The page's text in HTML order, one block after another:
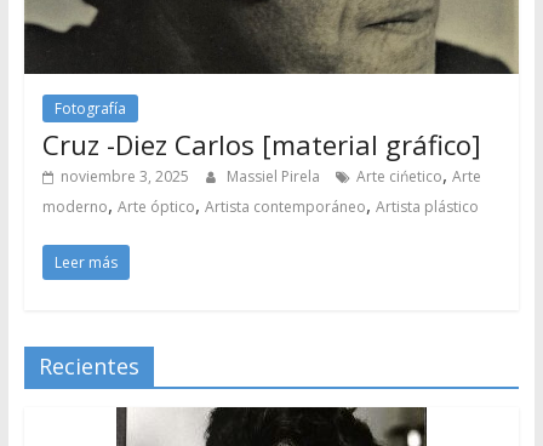
Fotografía
Cruz -Diez Carlos [material gráfico]
noviembre 3, 2025 Massiel Pirela Arte cińetico, Arte
moderno, Arte óptico, Artista contemporáneo, Artista plástico
Leer más
Recientes